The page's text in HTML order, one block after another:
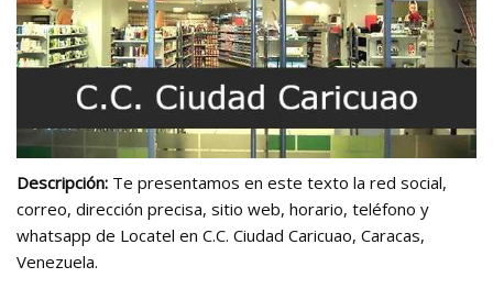
Descripción: Te presentamos en este texto la red social,
correo, dirección precisa, sitio web, horario, teléfono y
whatsapp de Locatel en C.C. Ciudad Caricuao, Caracas,
Venezuela.